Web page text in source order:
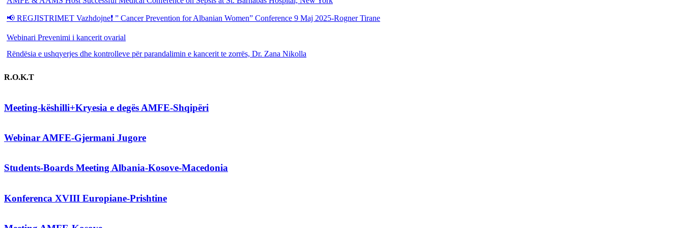
📢 REGJISTRIMET Vazhdojne❗️ ” Cancer Prevention for Albanian Women” Conference 9 Maj 2025-Rogner Tirane
Webinari Prevenimi i kancerit ovarial
Rëndësia e ushqyerjes dhe kontrolleve për parandalimin e kancerit te zorrës, Dr. Zana Nikolla
R.O.K.T
Meeting-këshilli+Kryesia e degës AMFE-Shqipëri
Webinar AMFE-Gjermani Jugore
Students-Boards Meeting Albania-Kosove-Macedonia
Konferenca XVIII Europiane-Prishtine